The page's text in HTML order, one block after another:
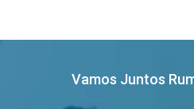
Vamos Juntos